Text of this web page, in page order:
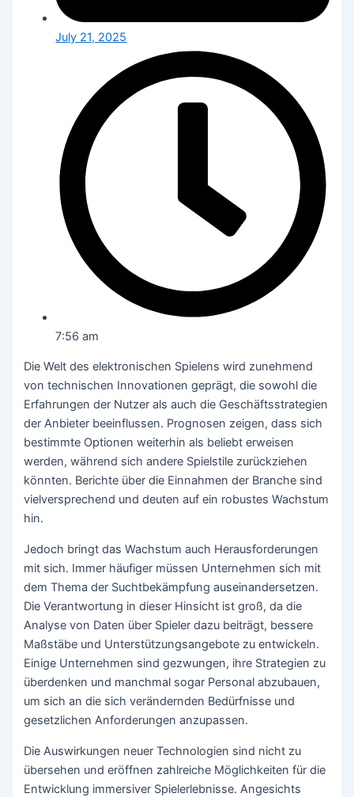
July 21, 2025
7:56 am
Die Welt des elektronischen Spielens wird zunehmend
von technischen Innovationen geprägt, die sowohl die
Erfahrungen der Nutzer als auch die Geschäftsstrategien
der Anbieter beeinflussen. Prognosen zeigen, dass sich
bestimmte Optionen weiterhin als beliebt erweisen
werden, während sich andere Spielstile zurückziehen
könnten. Berichte über die Einnahmen der Branche sind
vielversprechend und deuten auf ein robustes Wachstum
hin.
Jedoch bringt das Wachstum auch Herausforderungen
mit sich. Immer häufiger müssen Unternehmen sich mit
dem Thema der Suchtbekämpfung auseinandersetzen.
Die Verantwortung in dieser Hinsicht ist groß, da die
Analyse von Daten über Spieler dazu beiträgt, bessere
Maßstäbe und Unterstützungsangebote zu entwickeln.
Einige Unternehmen sind gezwungen, ihre Strategien zu
überdenken und manchmal sogar Personal abzubauen,
um sich an die sich verändernden Bedürfnisse und
gesetzlichen Anforderungen anzupassen.
Die Auswirkungen neuer Technologien sind nicht zu
übersehen und eröffnen zahlreiche Möglichkeiten für die
Entwicklung immersiver Spielerlebnisse. Angesichts